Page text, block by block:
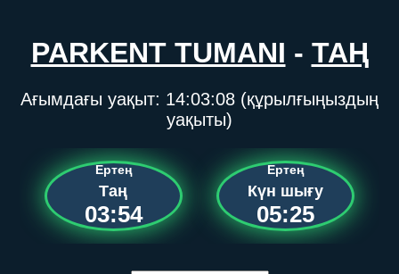
PARKENT TUMANI - ТАҢ
Ағымдағы уақыт: 14:03:09 (құрылғыңыздың
уақыты)
Ертең
Таң
03:54
Ертең
Күн шығу
05:25